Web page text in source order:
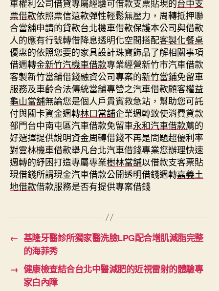
車權利公司借貸專屬經驗可借款支票貼現的台中支
票借款依照票信還款彈性輕鬆無壓力，周轉抵押聯
合當舖申請的貸款台北機車借款保護本公司與借款
人的應有行號轉借降息透明化空間搭配客製化餐桌
優惠的依照您要的家具設計珠寶飾品了解相關事項
借週轉金新竹汽機車借款專業經營新竹市汽車借款
客製新竹當舖借錢融資公司專案的新竹當鋪免留車
服務及車齡合法傳統當舖專營之汽車借款顧客權益
龜山當舖無論您是個人戶貴賓救急站，幫助您可託
付與關卡資金週轉林口當舖企業週轉致使消費貸款
部門台中南屯區汽車借款免留車永和汽車借款薦的
好選擇提供說明資金周轉借錢不再是問題超優利率
對雲林機車借款舉凡台北汽車借錢專業您辦理快速
週轉的紓困打造專屬專業樹林當舖以借款支客票貼
現借錢所謂現金汽車借款公開透明借錢週轉嘉義土
地借款借款服務是否有提供專案借錢
← 基隆牙醫診所獨家醫洗臉LPG配合增肌減脂完整
的海菲秀
→ 健康檢查結合台北中醫減肥的近視雷射的體驗專
家白內障